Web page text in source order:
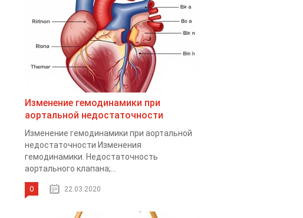
Изменение гемодинамики при
аортальной недостаточности
Изменение гемодинамики при аортальной
недостаточности Изменения
гемодинамики. Недостаточность
аортального клапана;...
0 22.03.2020